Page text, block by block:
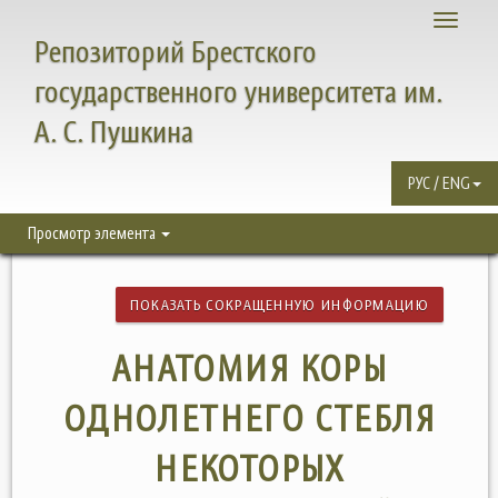
Toggle
Репозиторий Брестского
государственного университета им.
А. С. Пушкина
РУС / ENG
Просмотр элемента
ПОКАЗАТЬ СОКРАЩЕННУЮ ИНФОРМАЦИЮ
АНАТОМИЯ КОРЫ
ОДНОЛЕТНЕГО СТЕБЛЯ
НЕКОТОРЫХ